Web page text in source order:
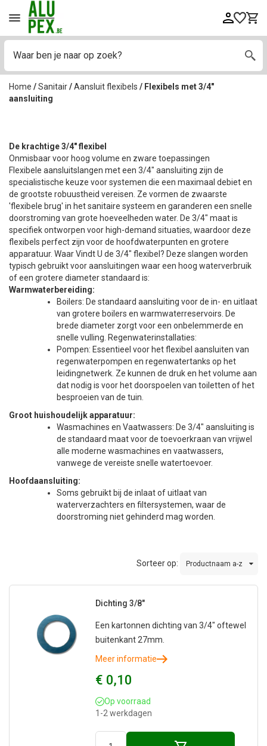
Home /Sanitair/Aansluit flexibels / Flexibels met 3/4"
aansluiting
De krachtige 3/4" flexibel
Onmisbaar voor hoog volume en zware toepassingen
Flexibele aansluitslangen met een 3/4" aansluiting zijn de
specialistische keuze voor systemen die een maximaal debiet en
de grootste robuustheid vereisen. Ze vormen de zwaarste
'flexibele brug' in het sanitaire systeem en garanderen een snelle
doorstroming van grote hoeveelheden water. De 3/4" maat is
specifiek ontworpen voor high-demand situaties, waardoor deze
flexibels perfect zijn voor de hoofdwaterpunten en grotere
apparatuur. Waar Vindt U de 3/4" flexibel? Deze slangen worden
typisch gebruikt voor aansluitingen waar een hoog waterverbruik
of een grotere diameter standaard is:
Warmwaterbereiding:
Boilers: De standaard aansluiting voor de in- en uitlaat
van grotere boilers en warmwaterreservoirs. De
brede diameter zorgt voor een onbelemmerde en
snelle vulling. Regenwaterinstallaties:
Pompen: Essentieel voor het flexibel aansluiten van
regenwaterpompen en regenwatertanks op het
leidingnetwerk. Ze kunnen de druk en het volume aan
dat nodig is voor het doorspoelen van toiletten of het
besproeien van de tuin.
Groot huishoudelijk apparatuur:
Wasmachines en Vaatwassers: De 3/4" aansluiting is
de standaard maat voor de toevoerkraan van vrijwel
alle moderne wasmachines en vaatwassers,
vanwege de vereiste snelle watertoevoer.
Hoofdaansluiting:
Soms gebruikt bij de inlaat of uitlaat van
waterverzachters en filtersystemen, waar de
doorstroming niet gehinderd mag worden.
Sorteer op: Productnaam a-z
Dichting 3/8"
Een kartonnen dichting van 3/4" oftewel
buitenkant 27mm.
Meer informatie
€ 0,10
Op voorraad
1-2 werkdagen